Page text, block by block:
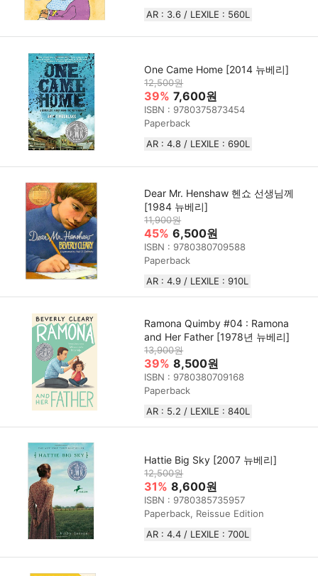
AR : 3.6 / LEXILE : 560L
One Came Home [2014 뉴베리]
12,500원
39% 7,600원
ISBN : 9780375873454
Paperback
AR : 4.8 / LEXILE : 690L
Dear Mr. Henshaw 헨쇼 선생님께
[1984 뉴베리]
11,900원
45% 6,500원
ISBN : 9780380709588
Paperback
AR : 4.9 / LEXILE : 910L
Ramona Quimby #04 : Ramona
and Her Father [1978년 뉴베리]
13,900원
39% 8,500원
ISBN : 9780380709168
Paperback
AR : 5.2 / LEXILE : 840L
Hattie Big Sky [2007 뉴베리]
12,500원
31% 8,600원
ISBN : 9780385735957
Paperback, Reissue Edition
AR : 4.4 / LEXILE : 700L